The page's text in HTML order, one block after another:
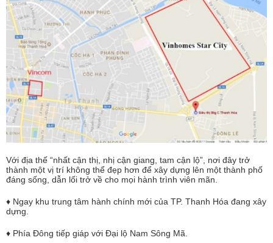
Với địa thế “nhất cận thị, nhị cận giang, tam cận lộ”, nơi đây trở
thành một vị trí không thể đẹp hơn để xây dựng lên một thành phố
đáng sống, dẫn lối trở về cho mọi hành trình viên mãn.
♦ Ngay khu trung tâm hành chính mới của TP. Thanh Hóa đang xây
dựng.
♦ Phía Đông tiếp giáp với Đại lộ Nam Sông Mã.